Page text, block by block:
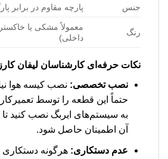
جنس پارچه مقاوم در برابر
رنگ
معمولاً مشکی یا
داخلی)
نکات حرفه‌ای کارشناسان لیفان کارز
نصب تخصصی: نصب کیسه هوا
حتماً این قطعه را توسط
به سیستم‌های ایربگ نصب کنید
آن اطمینان حاصل شود.
عدم دستکاری: هرگونه دستکاری